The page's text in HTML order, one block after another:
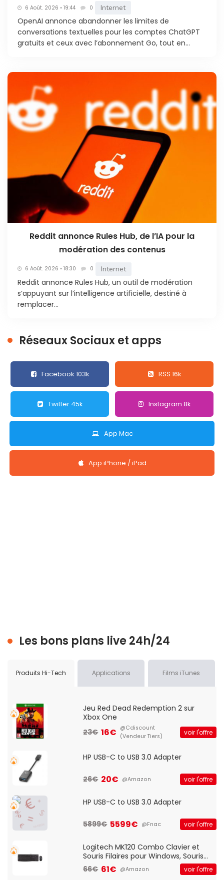
6 Août. 2026 • 19:44 0 Internet
OpenAI annonce abandonner les limites de
conversations textuelles pour les comptes ChatGPT
gratuits et ceux avec l’abonnement Go, tout en...
Reddit annonce Rules Hub, de l’IA pour la
modération des contenus
6 Août. 2026 • 18:30 0 Internet
Reddit annonce Rules Hub, un outil de modération
s’appuyant sur l’intelligence artificielle, destiné à
remplacer...
Réseaux Sociaux et apps
Facebook 103k RSS 16k
Twitter 45k Instagram 8k
App Mac
App iPhone / iPad
Les bons plans live 24h/24
Produits Hi-Tech Applications Films iTunes
Jeu Red Dead Redemption 2 sur
Xbox One
23€ 16€ @Cdiscount
(Vendeur Tiers)
voir l'offre
HP USB-C to USB 3.0 Adapter
26€ 20€ @Amazon voir l'offre
HP USB-C to USB 3.0 Adapter
5899€ 5599€ @Fnac voir l'offre
Logitech MK120 Combo Clavier et
Souris Filaires pour Windows, Souris
Optique Filaire, Connexion USB Plug
And Play, Confortable, Taille
66€ 61€ @Amazon voir l'offre